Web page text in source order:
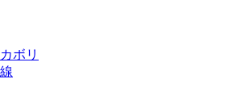
ボリ